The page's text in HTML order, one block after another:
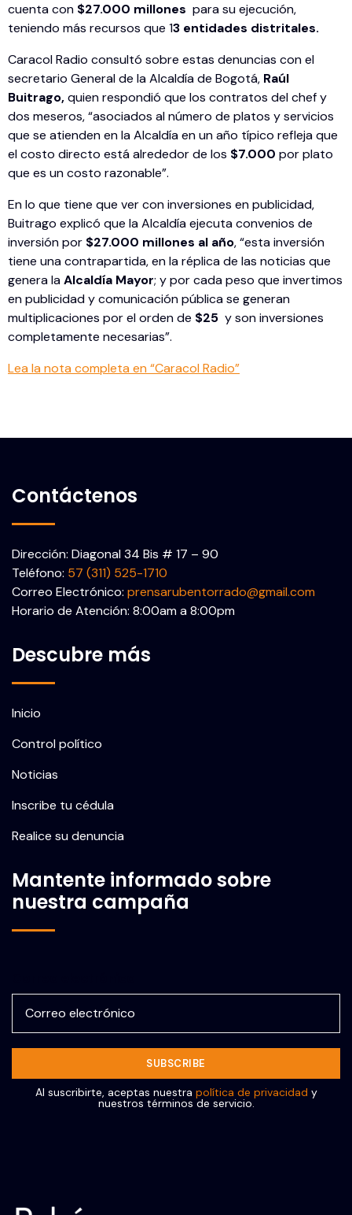
cuenta con $27.000 millones para su ejecución,
teniendo más recursos que 13 entidades distritales.
Caracol Radio consultó sobre estas denuncias con el
secretario General de la Alcaldía de Bogotá, Raúl
Buitrago,quien respondió que los contratos del chef y
dos meseros, “asociados al número de platos y servicios
que se atienden en la Alcaldía en un año típico refleja que
el costo directo está alrededor de los $7.000 por plato
que es un costo razonable”.
En lo que tiene que ver con inversiones en publicidad,
Buitrago explicó que la Alcaldía ejecuta convenios de
inversión por $27.000 millones al año, “esta inversión
tiene una contrapartida, en la réplica de las noticias que
genera laAlcaldía Mayor; y por cada peso que invertimos
en publicidad y comunicación pública se generan
multiplicaciones por el orden de $25 y son inversiones
completamente necesarias”.
Lea la nota completa en “Caracol Radio”
Contáctenos
Dirección: Diagonal 34 Bis # 17 – 90
Teléfono: 57 (311) 525-1710
Correo Electrónico: prensarubentorrado@gmail.com
Horario de Atención: 8:00am a 8:00pm
Descubre más
Inicio
Control político
Noticias
Inscribe tu cédula
Realice su denuncia
Mantente informado sobre
nuestra campaña
Al suscribirte, aceptas nuestra política de privacidad y
nuestros términos de servicio.